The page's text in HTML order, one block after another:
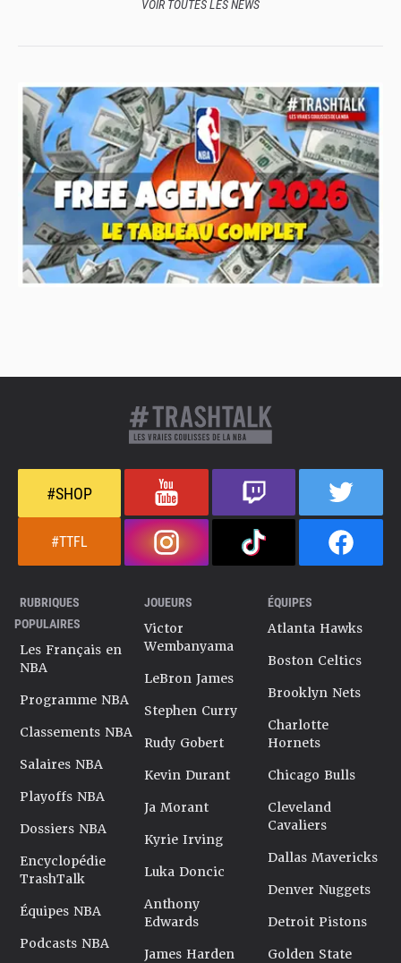
VOIR TOUTES LES NEWS
#SHOP
#TTFL
RUBRIQUES
POPULAIRES
Les Français en
NBA
Programme NBA
Classements NBA
Salaires NBA
Playoffs NBA
Dossiers NBA
Encyclopédie
TrashTalk
Équipes NBA
Podcasts NBA
JOUEURS
Victor
Wembanyama
LeBron James
Stephen Curry
Rudy Gobert
Kevin Durant
Ja Morant
Kyrie Irving
Luka Doncic
Anthony
Edwards
James Harden
ÉQUIPES
Atlanta Hawks
Boston Celtics
Brooklyn Nets
Charlotte
Hornets
Chicago Bulls
Cleveland
Cavaliers
Dallas Mavericks
Denver Nuggets
Detroit Pistons
Golden State